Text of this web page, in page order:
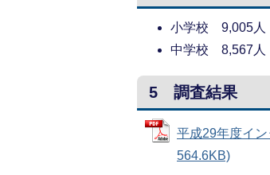
小学校 9,005人
中学校 8,567人
5 調査結果
平成29年度イ
564.6KB)